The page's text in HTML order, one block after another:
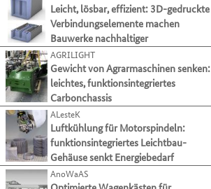
Verfahren
und
Aktivitäten
präsentieren.
gelangen.
Nutzen
Sie
die
Zugriffstaste
O,
um
zum
Menüpunkt
für
Organisationen
zu
gelangen.
der
Tabulatortaste
können
Sie
zur
jeweils
nächsten
Kategorie
bzw.
Kriterium
wechseln.
Normung(12)
Personaldienstleistungen(1)
Prototyping(71)
Prüfung
(79)
Simulation(94)
Technologietransfer
Wartung & Reparatur(7)
Zulassung(6)
Sonstige(10)
Mit
Tabulatortaste
können
Sie
zum
jeweils
nächsten
Projekt
springen.
Leicht, lösbar, effizient: 3D-gedruckte
Verbindungselemente machen
Bauwerke nachhaltiger
AGRILIGHT
Gewicht von Agrarmaschinen senken:
leichtes, funktionsintegriertes
Carbonchassis
ALesteK
Luftkühlung für Motorspindeln:
funktionsintegriertes Leichtbau-
Gehäuse senkt Energiebedarf
AnoWaAS